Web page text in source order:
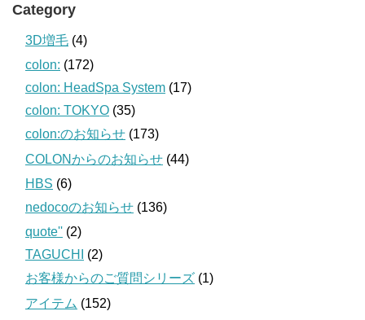
Category
3D増毛 (4)
colon: (172)
colon: HeadSpa System (17)
colon: TOKYO (35)
colon:のお知らせ (173)
COLONからのお知らせ (44)
HBS (6)
nedocoのお知らせ (136)
quote'' (2)
TAGUCHI
(2)
お客様からのご質問シリーズ (1)
アイテム (152)